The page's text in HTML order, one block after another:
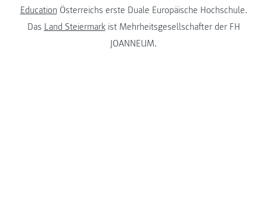
Education Österreichs erste Duale Europäische Hochschule.
Das Land Steiermarkist Mehrheitsgesellschafter der FH
JOANNEUM.